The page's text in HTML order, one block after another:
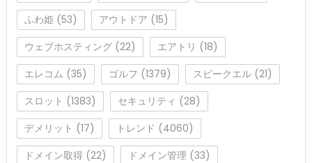
ふわ姫 (53) アウトドア (15)
ウェブホスティング(22) エアトリ (18)
エレコム (35) ゴルフ (1379) スピークエル(21)
スロット (1383) セキュリティ (28)
デメリット (17) トレンド (4060)
ドメイン取得(22) ドメイン管理 (33)